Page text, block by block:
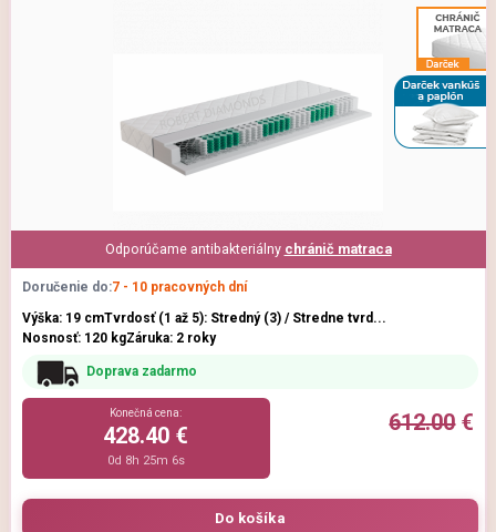
Odporúčame antibakteriálny chránič matraca
Doručenie do:7 - 10 pracovných dní
Výška: 19 cmTvrdosť (1 až 5): Stredný (3) / Stredne tvrd...
Nosnosť: 120 kgZáruka: 2 roky
Doprava zadarmo
612.00€
Konečná cena:
428.40 €
0d 8h 25m 5s